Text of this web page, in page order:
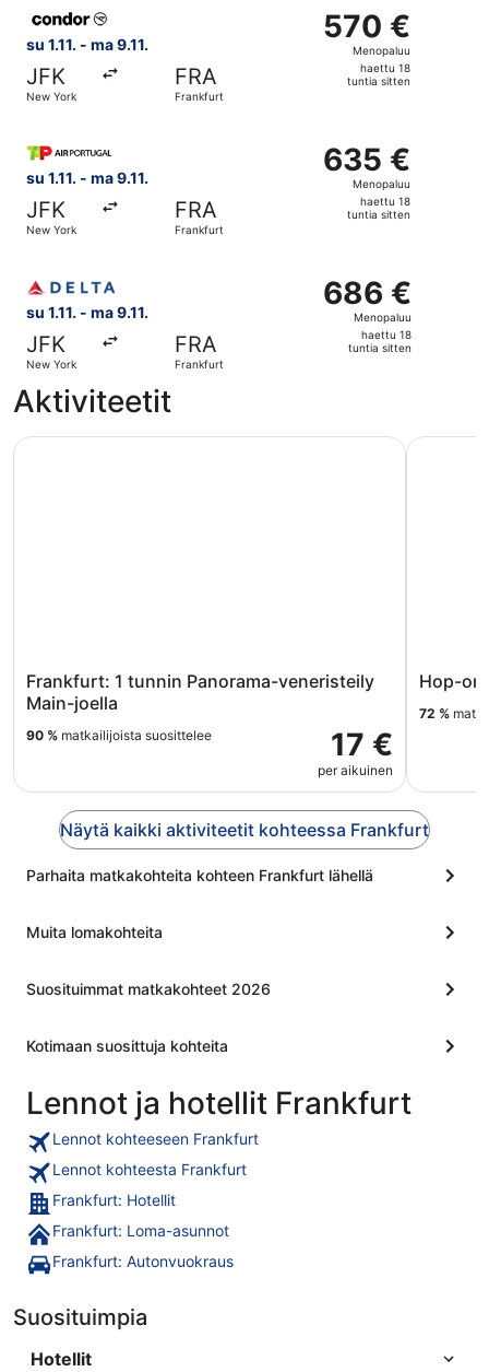
su 1.11. - ma 9.11.
JFK
New York
FRA
Frankfurt
570 €
Menopaluu,
haettu
570 €
Menopaluu
haettu 18
tuntia sitten
su 1.11. - ma 9.11.
JFK
New York
FRA
Frankfurt
635 €
Menopaluu,
haettu
635 €
Menopaluu
haettu 18
tuntia sitten
su 1.11. - ma 9.11.
JFK
New York
FRA
Frankfurt
686 €
Menopaluu,
haettu
686 €
Menopaluu
haettu 18
tuntia sitten
Aktiviteetit
Frankfurt: 1 tunnin Panorama-veneristeily
Main-joella
17 €
per aikuinen
90 % matkailijoista suosittelee
Frankfurt: 1 tunnin Panorama-veneristeily Main-joella
Hop-on
72 %
Hop-on
Näytä kaikki aktiviteetit kohteessa Frankfurt
Parhaita matkakohteita kohteen Frankfurt lähellä
Muita lomakohteita
Suosituimmat matkakohteet 2026
Kotimaan suosittuja kohteita
Lennot ja hotellit Frankfurt
Lennot kohteeseen Frankfurt
Lennot kohteesta Frankfurt
Frankfurt: Hotellit
Frankfurt: Loma-asunnot
Frankfurt: Autonvuokraus
Suosituimpia
Hotellit